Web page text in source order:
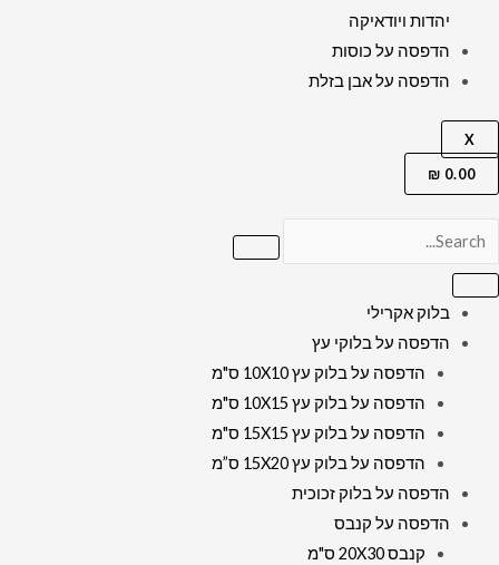
יהדות ויודאיקה
הדפסה על כוסות
הדפסה על אבן בזלת
X
0.00
₪
בלוק אקרילי
הדפסה על בלוקי עץ
הדפסה על בלוק עץ 10X10 ס"מ
הדפסה על בלוק עץ 10X15 ס"מ
הדפסה על בלוק עץ 15X15 ס"מ
הדפסה על בלוק עץ 15X20 ס”מ
הדפסה על בלוק זכוכית
הדפסה על קנבס
קנבס 20X30 ס"מ